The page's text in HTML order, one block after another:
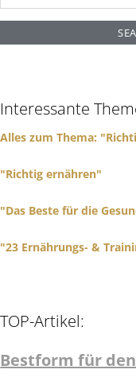
e
r
f
o
r
Interessante
Alles zum Thema:
"Richtig ernähren"
"Das Beste für die
"23 Ernährungs- &
TOP-Artikel:
Bestform für